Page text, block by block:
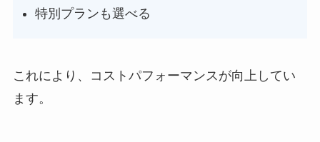
特別プランも選べる
これにより、コストパフォーマンスが向上してい
ます。